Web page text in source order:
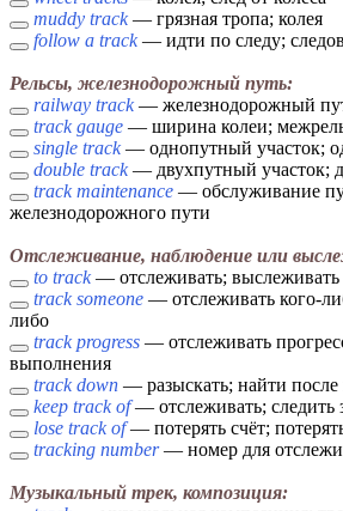
muddy track— грязная тропа; колея
follow a track— идти по следу;
Рельсы, железнодорожный путь:
railway track— железнодорожный
track gauge — ширина колеи;
single track— однопутный участок;
double track— двухпутный участок;
track maintenance — обслуживание
железнодорожного пути
Отслеживание, наблюдение или
to track— отслеживать; выслеживать
track someone — отслеживать кого-
либо
track progress — отслеживать
выполнения
track down — разыскать; найти после
keep track of— отслеживать; следить
lose track of— потерять счёт;
tracking number— номер для
Музыкальный трек, композиция: